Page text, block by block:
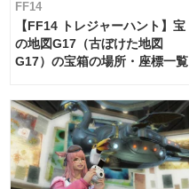
FF14
【FF14 トレジャーハント】宝
の地図G17（古ぼけた地図
G17）の宝箱の場所・座標一覧